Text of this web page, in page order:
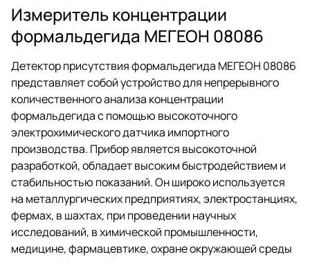
промышленности, медицины и
экологического мониторинга.
Измеритель концентрации
формальдегида МЕГЕОН 08086
Детектор присутствия формальдегида МЕГЕОН 08086
представляет собой устройство для непрерывного
количественного анализа концентрации
формальдегида с помощью высокоточного
электрохимического датчика импортного
производства. Прибор является высокоточной
разработкой, обладает высоким быстродействием и
стабильностью показаний. Он широко используется
на металлургических предприятиях, электростанциях,
фермах, в шахтах, при проведении научных
исследований, в химической промышленности,
медицине, фармацевтике, охране окружающей среды